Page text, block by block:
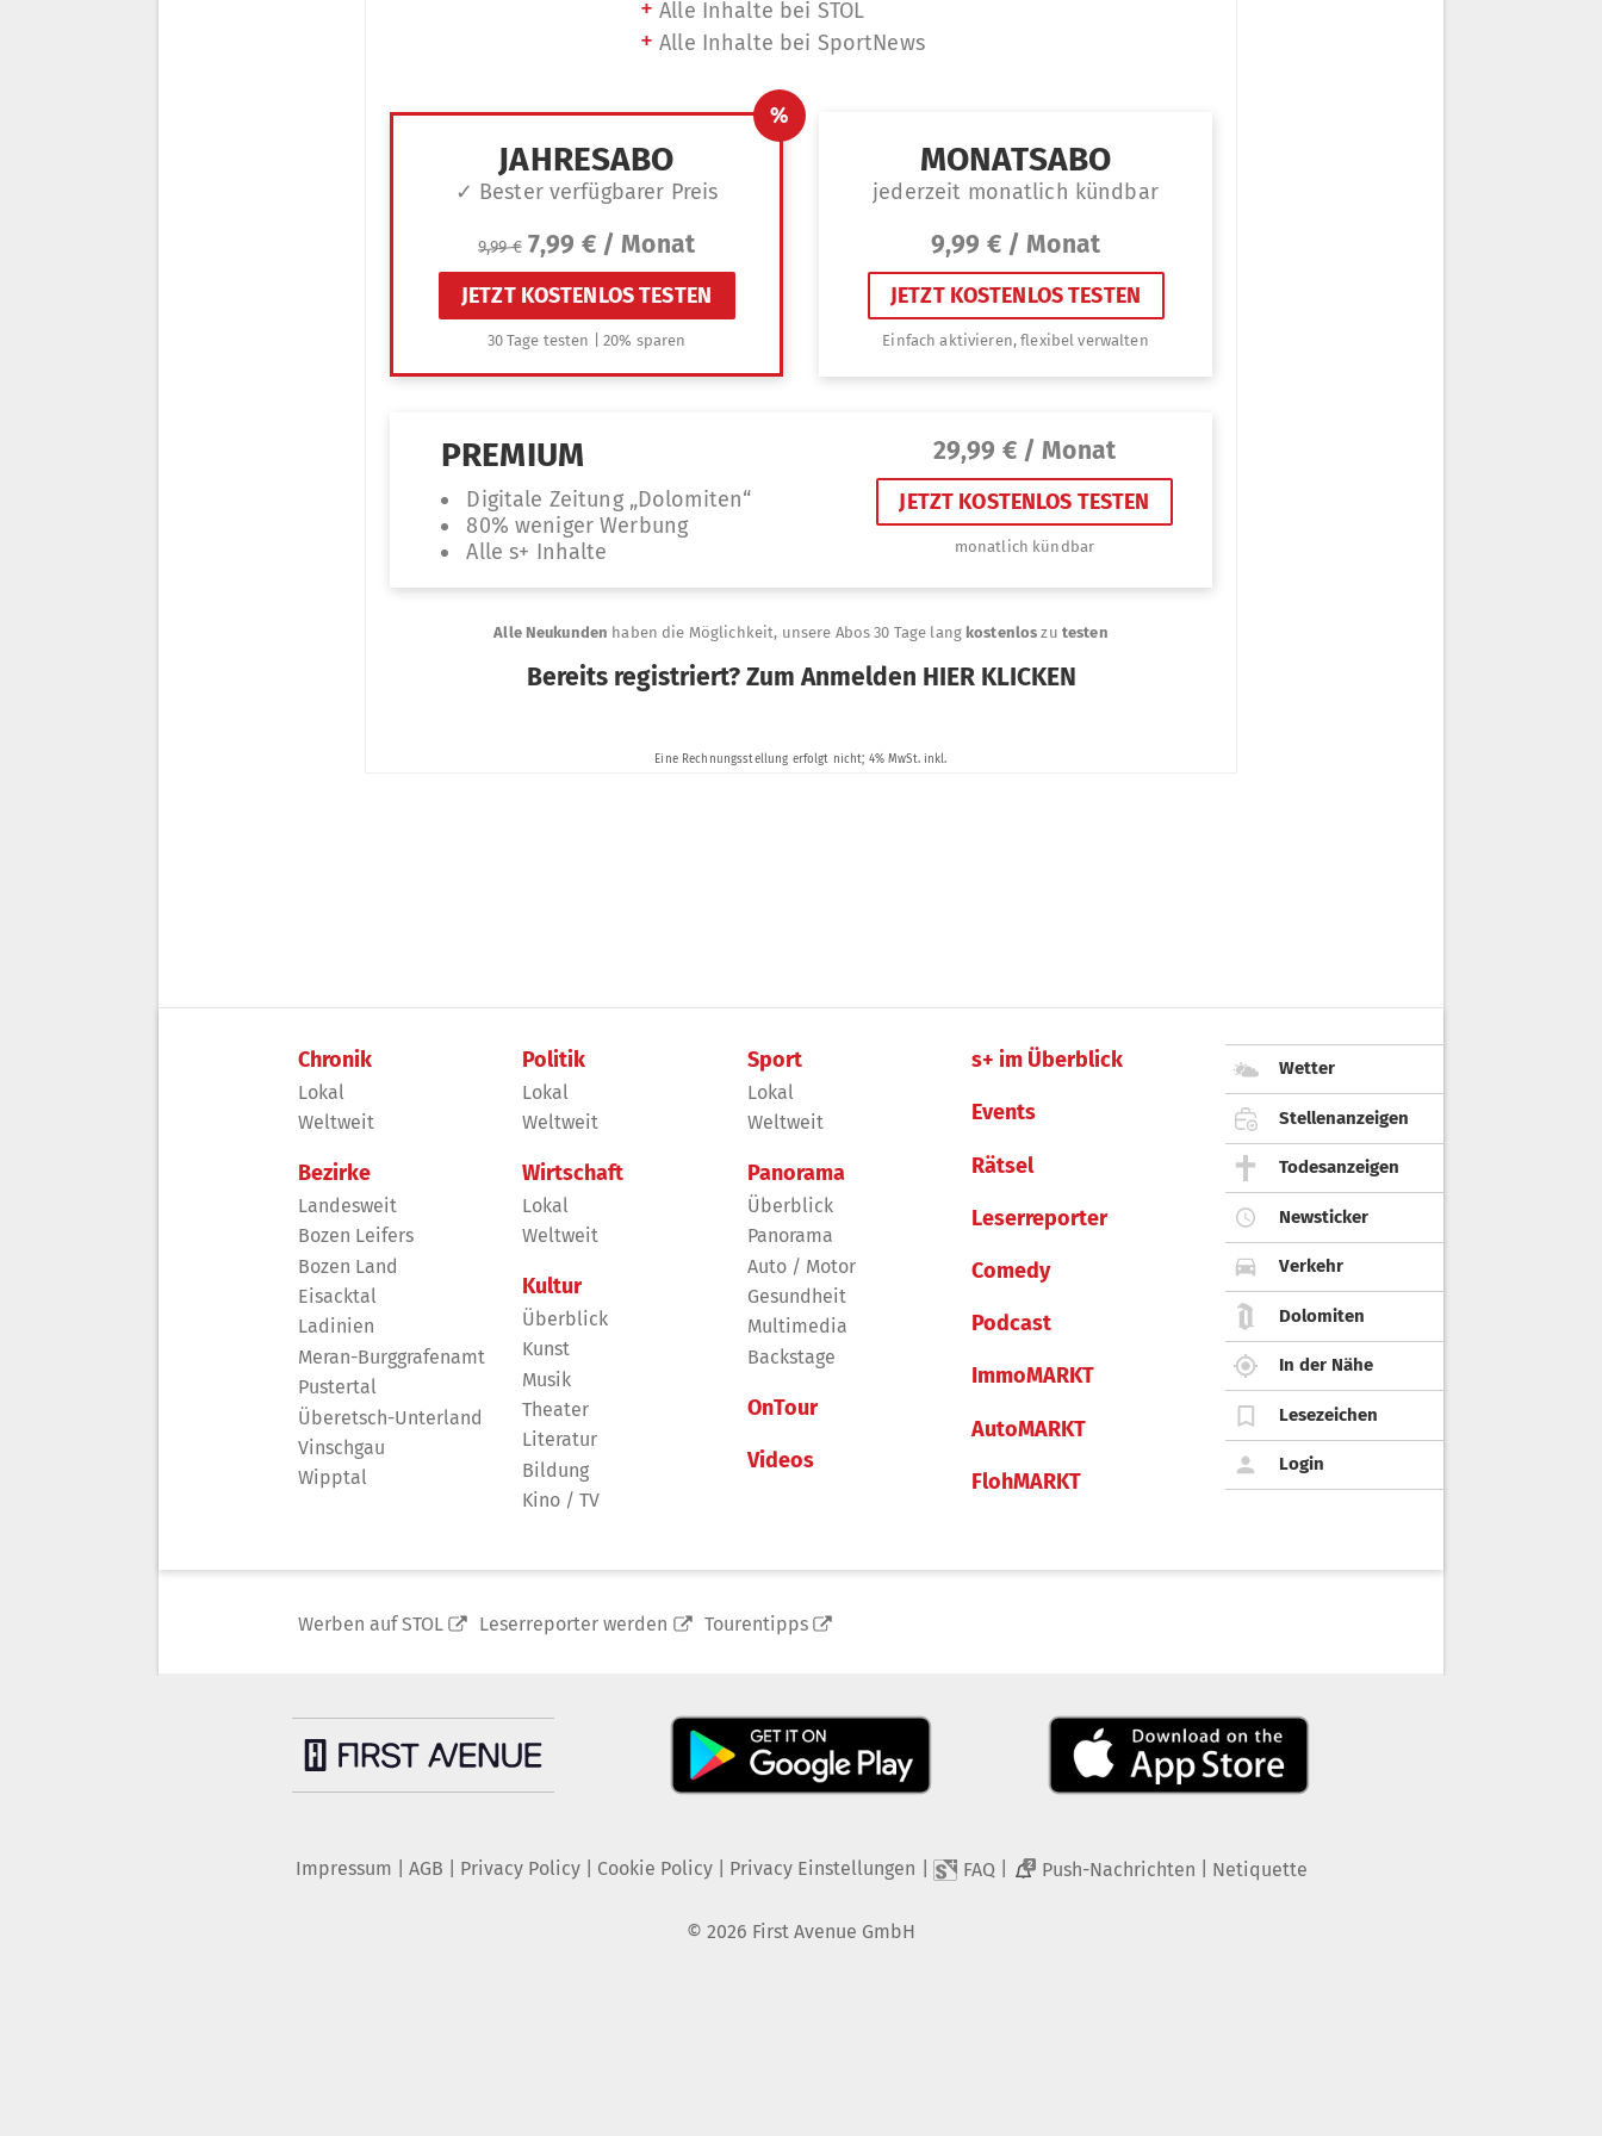
Chronik
Lokal
Weltweit
Bezirke
Landesweit
Bozen Leifers
Bozen Land
Eisacktal
Ladinien
Meran-Burggrafenamt
Pustertal
Überetsch-Unterland
Vinschgau
Wipptal
Politik
Lokal
Weltweit
Wirtschaft
Lokal
Weltweit
Kultur
Überblick
Kunst
Musik
Theater
Literatur
Bildung
Kino / TV
Sport
Lokal
Weltweit
Panorama
Überblick
Panorama
Auto / Motor
Gesundheit
Multimedia
Backstage
OnTour
Videos
s+ im Überblick
Events
Rätsel
Leserreporter
Comedy
Podcast
ImmoMARKT
AutoMARKT
FlohMARKT
Wetter
Stellenanzeigen
Todesanzeigen
Newsticker
Verkehr
Dolomiten
In der Nähe
Lesezeichen
Login
Werben auf STOL Leserreporter werden Tourentipps
Impressum AGB Privacy Policy| Cookie Policy| Privacy Einstellungen FAQ 2 Push-Nachrichten Netiquette
© 2026 First Avenue GmbH